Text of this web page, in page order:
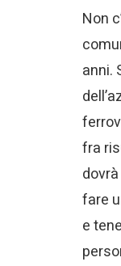
Non
anni.
fra
fare
e